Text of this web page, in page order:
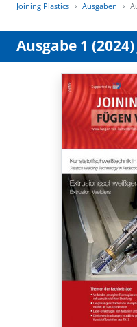
Joining Plastics Ausgaben
Ausgabe 1